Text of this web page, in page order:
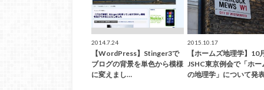
2014.7.24
【WordPress】Stinger3で
ブログの背景を単色から模様
に変えまし…
2015.10.17
【ホームズ地理学】10
JSHC東京例会で「ホー
の地理学」について発